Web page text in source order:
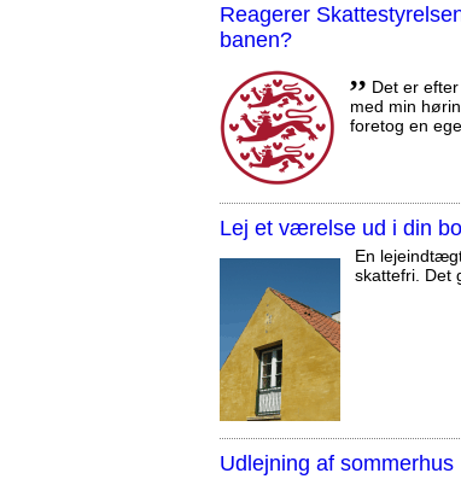
Reagerer
banen?
,, Det er
med min
foretog en
Lej et værelse ud i din
En
skattefri. Det
Udlejning af sommerhus